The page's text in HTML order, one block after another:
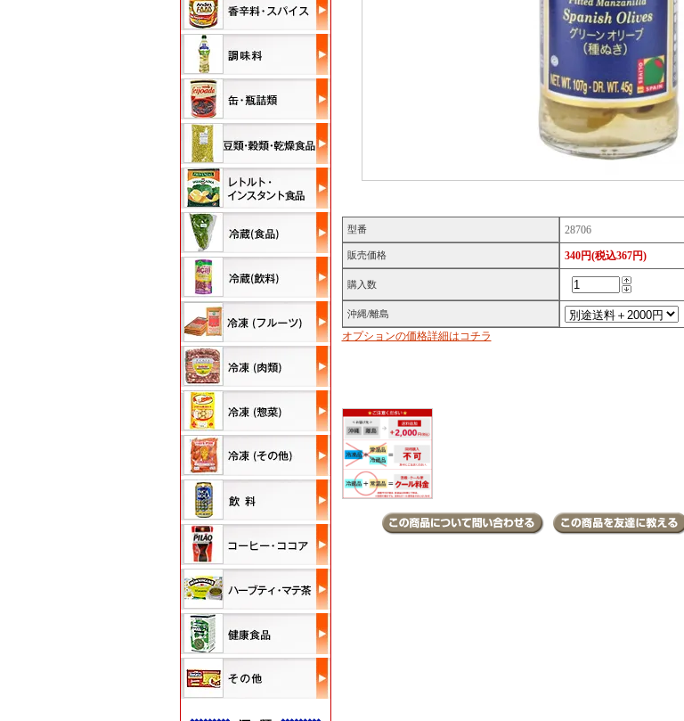
型番 28706
販売価格 340円(税込367円)
購入数
沖縄/離島
オプションの価格詳細はコチラ